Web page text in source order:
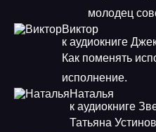
молодец
Виктор
к аудиокниге
Как поменять
исполнение.
Наталья
к аудиокниге
Татьяна